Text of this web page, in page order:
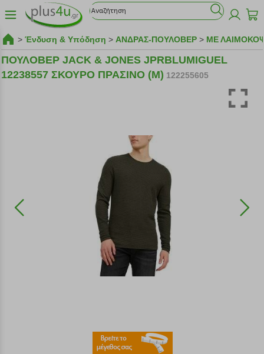
> Ένδυση & Υπόδηση > ΑΝΔΡΑΣ-ΠΟΥΛΟΒΕΡ > ΜΕ
ΠΟΥΛΟΒΕΡ JACK & JONES JPRBLUMIGUEL
12238557 ΣΚΟΥΡΟ ΠΡΑΣΙΝΟ (M) 122255605